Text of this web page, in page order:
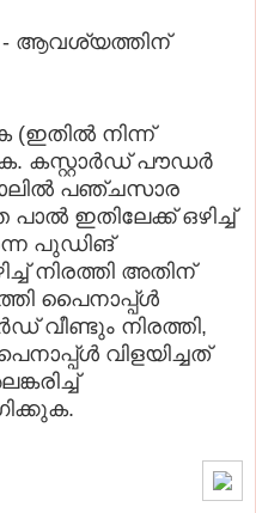
- ആവശ്യത്തിന്
(ഇതില്‍ നിന്ന്
കസ്റ്റാര്‍ഡ് പൗഡര്‍
പാലില്‍ പഞ്ചസാര
ഇതിലേക്ക് ഒഴിച്ച്
പുഡിങ്
നിരത്തി അതിന്
പൈനാപ്പ്ള്‍
വീണ്ടും നിരത്തി,
വിളയിച്ചത്